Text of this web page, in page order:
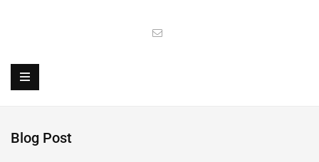
Blog Post